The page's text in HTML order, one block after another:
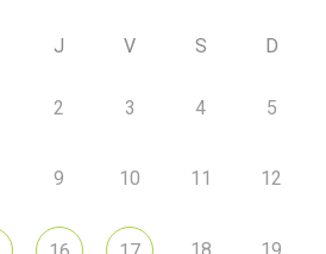
J V S D
2 3 4 5
9 10 11 12
18 19